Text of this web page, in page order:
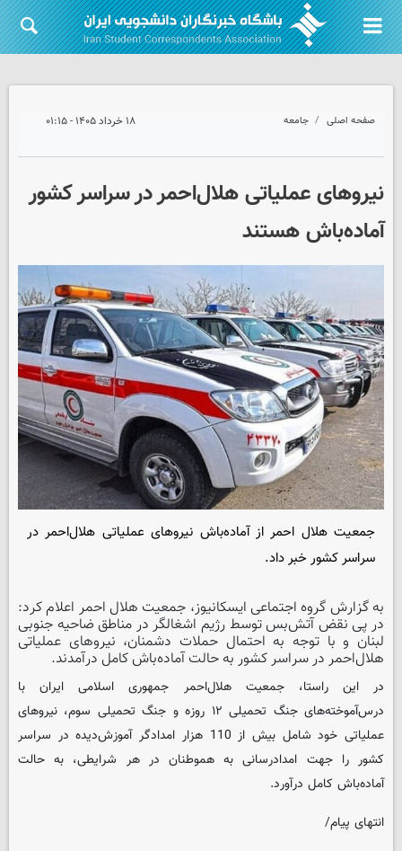
صفحه اصلی جامعه ۱۸ خرداد ۱۴۰۵ - ۰۱:۱۵
نیروهای عملیاتی هلال‌احمر در سراسر کشور
آماده‌باش هستند
جمعیت هلال احمر از آماده‌باش نیروهای عملیاتی هلال‌احمر در
سراسر کشور خبر داد.
به گزارش گروه اجتماعی ایسکانیوز، جمعیت هلال احمر اعلام کرد:
در پی نقض آتش‌بس توسط رژیم اشغالگر در مناطق ضاحیه جنوبی
لبنان و با توجه به احتمال حملات دشمنان، نیروهای عملیاتی
هلال‌احمر در سراسر کشور به حالت آماده‌باش کامل درآمدند.
در این راستا، جمعیت‌ هلال‌احمر جمهوری اسلامی ایران با
درس‌آموخته‌های جنگ تحمیلی ١٢ روزه و جنگ تحمیلی سوم، نیروهای
عملیاتی خود شامل بیش از 110 هزار امدادگر آموزش‌دیده در سراسر
کشور را جهت امدادرسانی به هموطنان در هر شرایطی، به حالت
آماده‌باش کامل درآورد.
انتهای پیام/